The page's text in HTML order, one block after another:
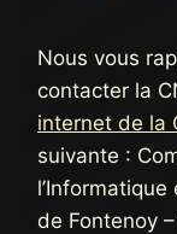
Nous vous
contacter la
internet de la
suivante :
de Fontenoy